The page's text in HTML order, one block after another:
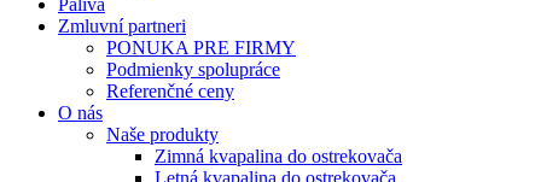
Palivá
Zmluvní partneri
PONUKA PRE FIRMY
Podmienky spolupráce
Referenčné ceny
O nás
Naše produkty
Zimná kvapalina do ostrekovača
Letná kvapalina do ostrekovača